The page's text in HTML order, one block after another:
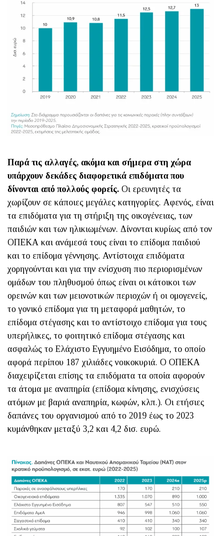
Παρά τις αλλαγές, ακόμα και σήμερα στη χώρα
υπάρχουν δεκάδες διαφορετικά επιδόματα που
δίνονται από πολλούς φορείς. Οι ερευνητές τα
χωρίζουν σε κάποιες μεγάλες κατηγορίες. Αφενός, είναι
τα επιδόματα για τη στήριξη της οικογένειας, των
παιδιών και των ηλικιωμένων. Δίνονται κυρίως από τον
ΟΠΕΚΑ και ανάμεσά τους είναι το επίδομα παιδιού
και το επίδομα γέννησης. Αντίστοιχα επιδόματα
χορηγούνται και για την ενίσχυση πιο περιορισμένων
ομάδων του πληθυσμού όπως είναι οι κάτοικοι των
ορεινών και των μειονοτικών περιοχών ή οι ομογενείς,
το γονικό επίδομα για τη μεταφορά μαθητών, το
επίδομα στέγασης και το αντίστοιχο επίδομα για τους
υπερήλικες, το φοιτητικό επίδομα στέγασης και
ασφαλώς το Ελάχιστο Εγγυημένο Εισόδημα, το οποίο
αφορά περίπου 187 χιλιάδες νοικοκυριά. O ΟΠΕΚΑ
διαχειρίζεται επίσης τα επιδόματα τα οποία αφορούν
τα άτομα με αναπηρία (επίδομα κίνησης, ενισχύσεις
ατόμων με βαριά αναπηρία, κωφών, κλπ.). Οι ετήσιες
δαπάνες του οργανισμού από το 2019 έως το 2023
κυμάνθηκαν μεταξύ 3,2 και 4,2 δισ. ευρώ.